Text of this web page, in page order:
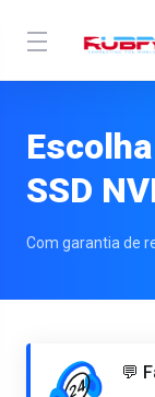
SSD
Com garantia de
💬